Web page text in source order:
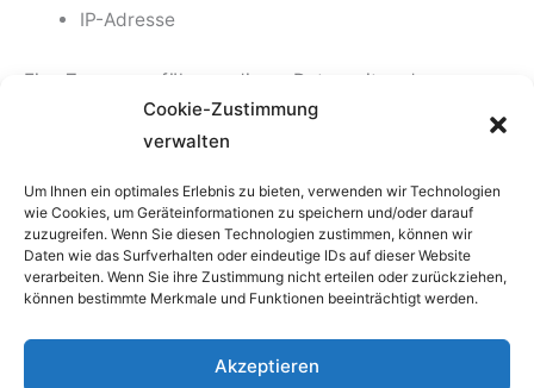
Cookie-Zustimmung
verwalten
Um Ihnen ein optimales Erlebnis zu bieten, verwenden wir Technologien
wie Cookies, um Geräteinformationen zu speichern und/oder darauf
zuzugreifen. Wenn Sie diesen Technologien zustimmen, können wir
Daten wie das Surfverhalten oder eindeutige IDs auf dieser Website
verarbeiten. Wenn Sie ihre Zustimmung nicht erteilen oder zurückziehen,
können bestimmte Merkmale und Funktionen beeinträchtigt werden.
Akzeptieren
IP-Adresse
Eine Zusammenführung dieser Daten mit anderen
Datenquellen wird nicht vorgenommen.
f DSGVO, der die Verarbeitung von Daten zur Erfüllung
eines Vertrags oder vorvertraglicher Maßnahmen
gestattet.